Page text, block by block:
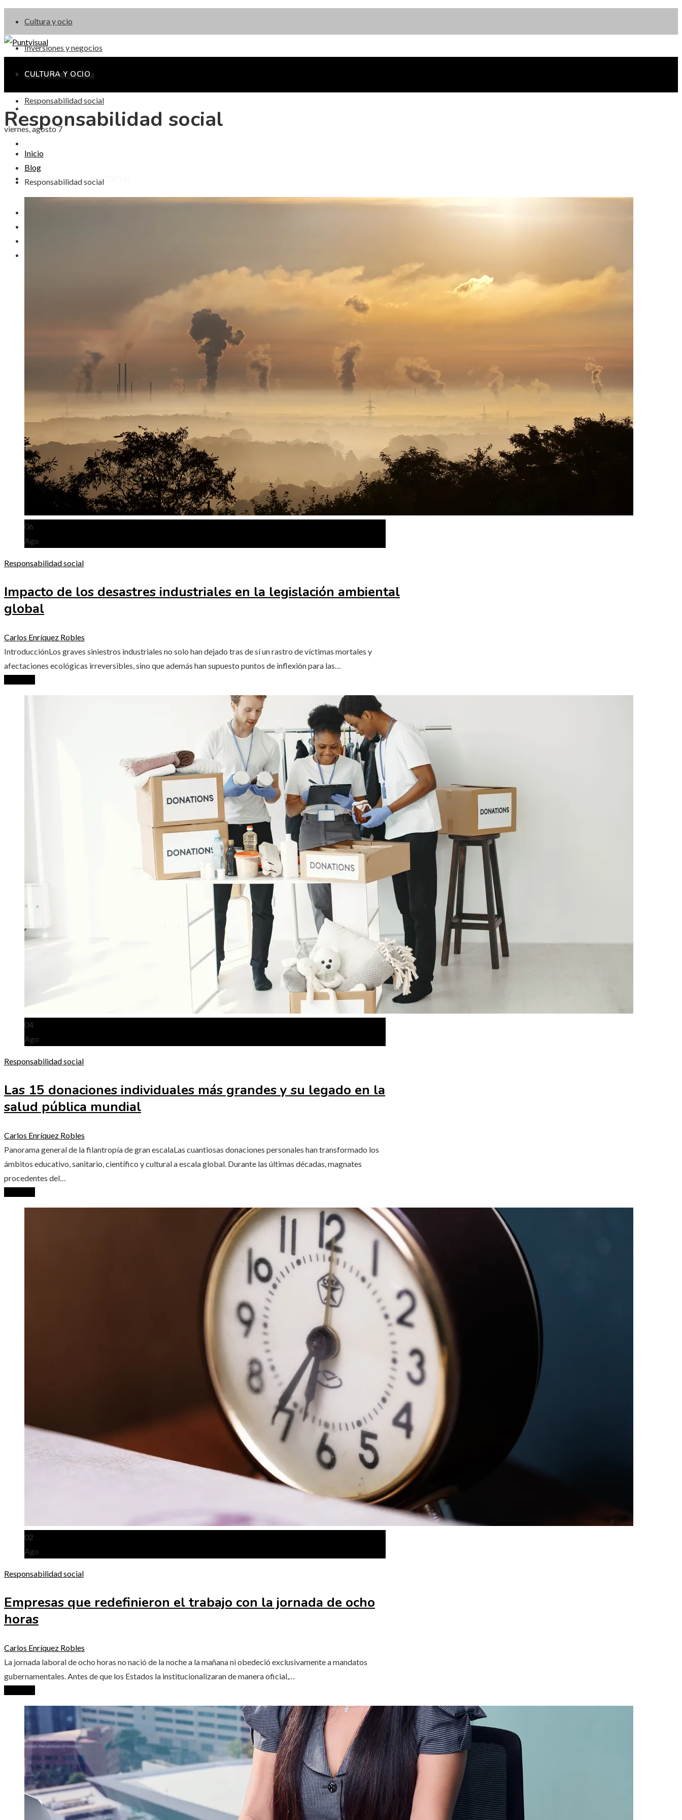
Cultura y ocio
Inversiones y negocios
Ciencia y tecnología
Responsabilidad social
viernes, agosto 7
CULTURA Y OCIO
INVERSIONES Y NEGOCIOS
RESPONSABILIDAD SOCIAL
Responsabilidad social
Inicio
Blog
Responsabilidad social
06
Ago
Responsabilidad social
Impacto de los desastres industriales en la legislación ambiental
global
Carlos Enríquez Robles
IntroducciónLos graves siniestros industriales no solo han dejado tras de sí un rastro de víctimas mortales y
afectaciones ecológicas irreversibles, sino que además han supuesto puntos de inflexión para las…
04
Ago
Responsabilidad social
Las 15 donaciones individuales más grandes y su legado en la
salud pública mundial
Carlos Enríquez Robles
Panorama general de la filantropía de gran escalaLas cuantiosas donaciones personales han transformado los
ámbitos educativo, sanitario, científico y cultural a escala global. Durante las últimas décadas, magnates
procedentes del…
02
Ago
Responsabilidad social
Empresas que redefinieron el trabajo con la jornada de ocho
horas
Carlos Enríquez Robles
La jornada laboral de ocho horas no nació de la noche a la mañana ni obedeció exclusivamente a mandatos
gubernamentales. Antes de que los Estados la institucionalizaran de manera oficial,…